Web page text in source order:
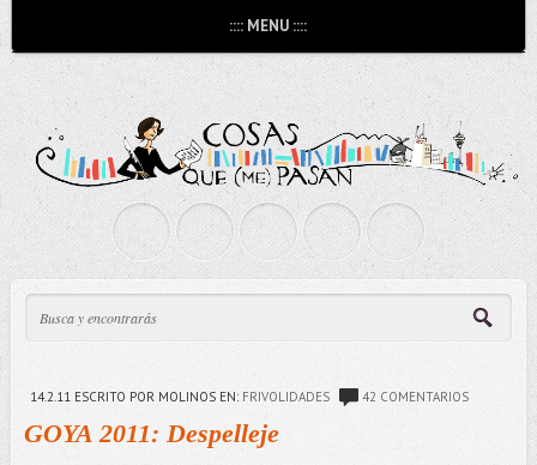
:::: MENU ::::
14.2.11 ESCRITO POR MOLINOS EN: FRIVOLIDADES 42 COMENTARIOS
GOYA 2011: Despelleje